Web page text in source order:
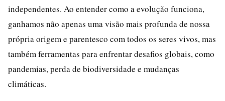
independentes. Ao entender como a evolução funciona,
ganhamos não apenas uma visão mais profunda de nossa
própria origem e parentesco com todos os seres vivos, mas
também ferramentas para enfrentar desafios globais, como
pandemias, perda de biodiversidade e mudanças
climáticas.